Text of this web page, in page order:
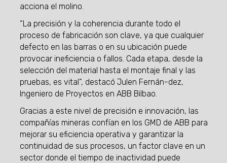
acciona el molino.
“La precisión y la coherencia durante todo el
proceso de fabricación son clave, ya que cualquier
defecto en las barras o en su ubicación puede
provocar ineficiencia o fallos. Cada etapa, desde la
selección del material hasta el montaje final y las
pruebas, es vital”, destacó Julen Fernán-dez,
Ingeniero de Proyectos en ABB Bilbao.
Gracias a este nivel de precisión e innovación, las
compañías mineras confían en los GMD de ABB para
mejorar su eficiencia operativa y garantizar la
continuidad de sus procesos, un factor clave en un
sector donde el tiempo de inactividad puede